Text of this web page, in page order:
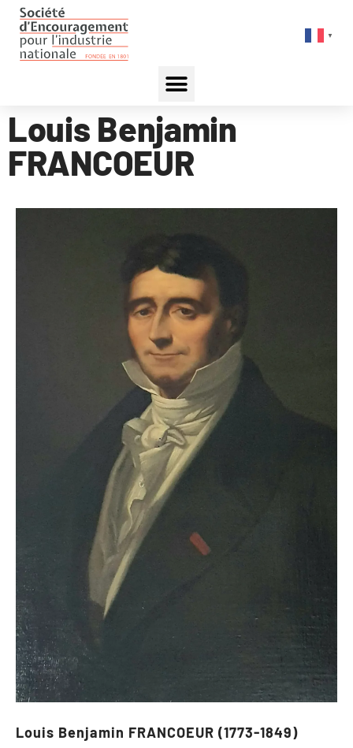
▼
Louis Benjamin
FRANCOEUR
Louis Benjamin FRANCOEUR (1773-1849)